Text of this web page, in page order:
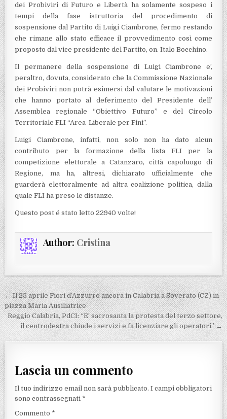
dei Probiviri di Futuro e Libertà ha solamente sospeso i
tempi della fase istruttoria del procedimento di
sospensione dal Partito di Luigi Ciambrone, fermo restando
che rimane allo stato efficace il provvedimento così come
proposto dal vice presidente del Partito, on. Italo Bocchino.
Il permanere della sospensione di Luigi Ciambrone e’,
peraltro, dovuta, considerato che la Commissione Nazionale
dei Probiviri non potrà esimersi dal valutare le motivazioni
che hanno portato al deferimento del Presidente dell’
Assemblea regionale “Obiettivo Futuro” e del Circolo
Territoriale FLI “Area Liberale per Fini”.
Luigi Ciambrone, infatti, non solo non ha dato alcun
contributo per la formazione della lista FLI per la
competizione elettorale a Catanzaro, città capoluogo di
Regione, ma ha, altresi, dichiarato ufficialmente che
guarderà elettoralmente ad altra coalizione politica, dalla
quale FLI ha preso le distanze.
Questo post é stato letto 22940 volte!
Author: Cristina
Navigazione articoli
← Il 25 aprile Fiori d’Azzurro ancora in Calabria a Soverato (CZ) in
piazza Maria Ausiliatrice
Reggio Calabria, PdCI: “E’ sacrosanta la protesta del terzo settore,
il centrodestra chiude i servizi e fa licenziare gli operatori” →
Lascia un commento
Il tuo indirizzo email non sarà pubblicato. I campi obbligatori
sono contrassegnati *
Commento *